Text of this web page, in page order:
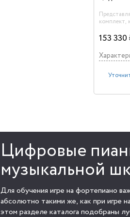
комплект,
В
пианино
BR,
153 330
Цифровые
музыкальной
Для обучения игре на фортепиано
абсолютно такими же, как при игре
этом разделе каталога подобраны